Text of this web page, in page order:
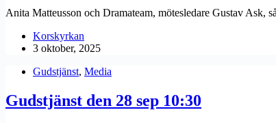
Anita Matteusson och Dramateam, mötesledare Gustav Ask,
Korskyrkan
3 oktober, 2025
Gudstjänst, Media
Gudstjänst den 28 sep 10:30